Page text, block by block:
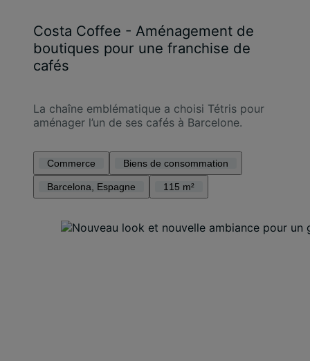
Costa Coffee - Aménagement de
boutiques pour une franchise de
cafés
La chaîne emblématique a choisi Tétris pour
aménager l’un de ses cafés à Barcelone.
Commerce Biens de consommation
Barcelona, Espagne 115 m²